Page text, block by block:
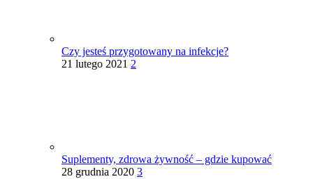
Czy jesteś przygotowany na infekcje?
21 lutego 2021 2
Suplementy, zdrowa żywność – gdzie kupować
28 grudnia 2020 3